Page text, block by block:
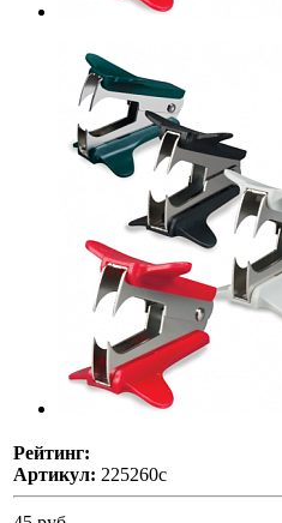
Рейтинг:
Артикул: 225260с